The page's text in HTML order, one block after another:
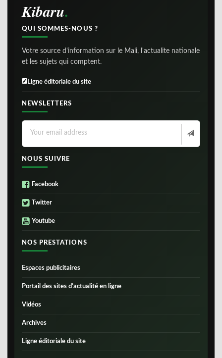
Kibaru
QUI SOMMES-NOUS ?
Votre source d'information sur le Mali, l'actualite nationale
et les sujets qui comptent.
Ligne éditoriale du site
NEWSLETTERS
NOUS SUIVRE
Facebook
Twitter
Youtube
NOS PRESTATIONS
Espaces publicitaires
Portail des sites d’actualité en ligne
Vidéos
Archives
Ligne éditoriale du site